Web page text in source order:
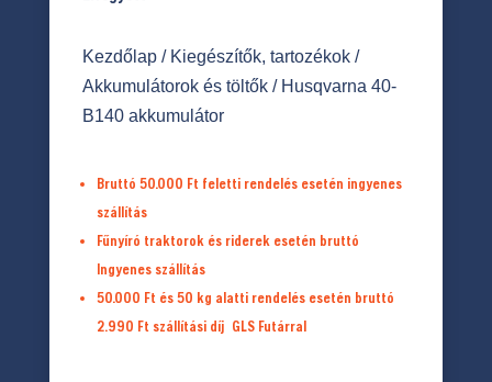
Kezdőlap/ Kiegészítők, tartozékok/
Akkumulátorok és töltők/ Husqvarna 40-
B140 akkumulátor
Bruttó 50.000 Ft feletti rendelés esetén ingyenes
szállítás
Fűnyíró traktorok és riderek esetén bruttó
Ingyenes szállítás
50.000 Ft és 50 kg alatti rendelés esetén bruttó
2.990 Ft szállítási díj GLS Futárral